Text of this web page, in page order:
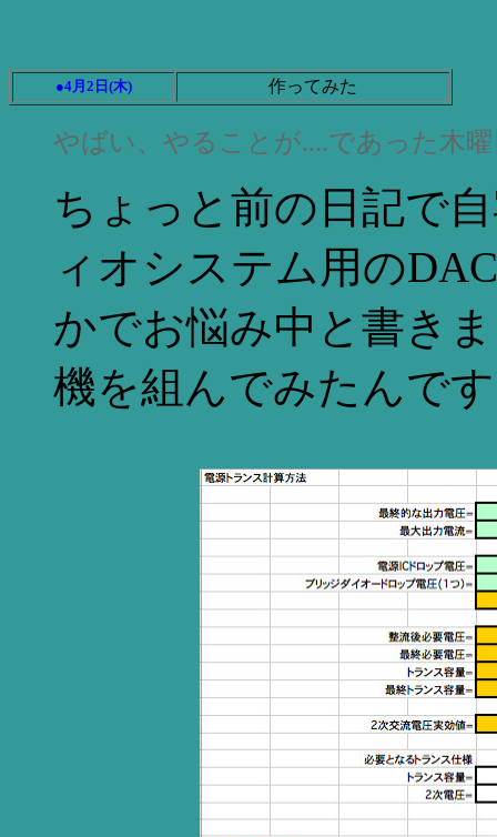
●4月2日(木) 作ってみた
やばい、やることが....であった木
ちょっと前の日記で
ィオシステム用の
かでお悩み中と書き
機を組んでみたんで